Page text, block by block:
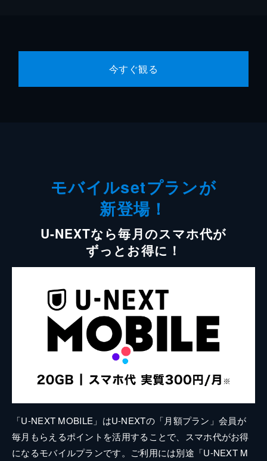
今すぐ観る
モバイルsetプランが
新登場！
U-NEXTなら毎月のスマホ代が
ずっとお得に！
「U-NEXT MOBILE」はU-NEXTの「月額プラン」会員が
毎月もらえるポイントを活用することで、スマホ代がお得
になるモバイルプランです。ご利用には別途「U-NEXT M